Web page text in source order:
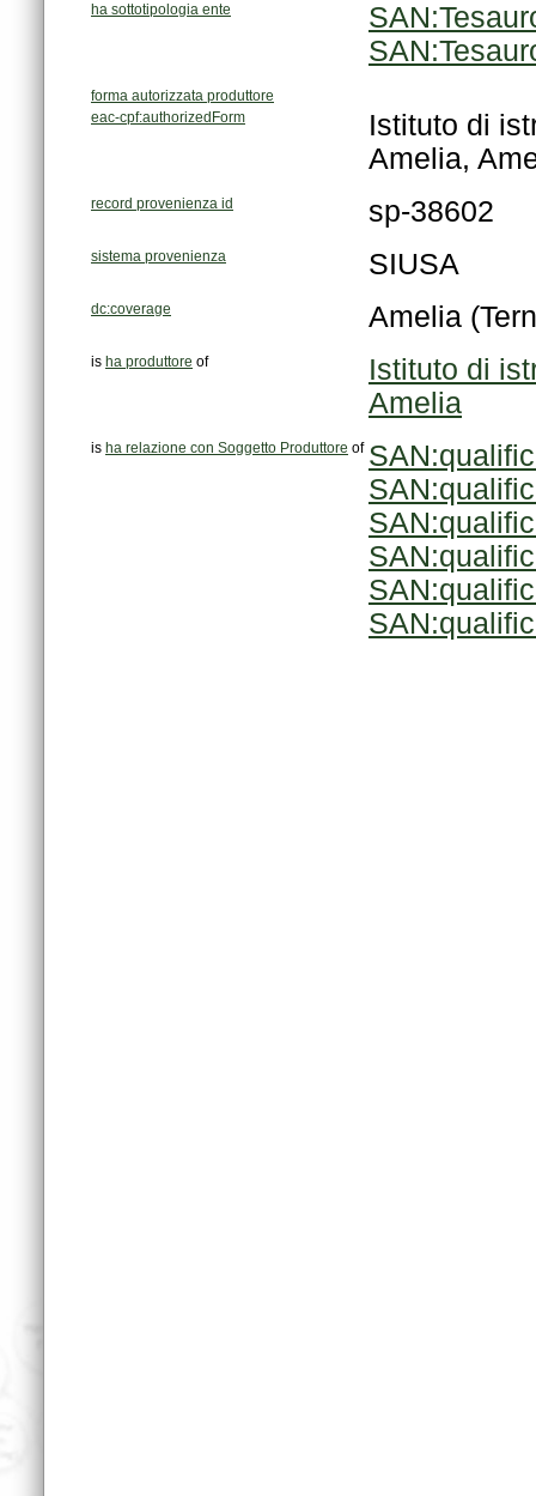
ha sottotipologia ente
forma autorizzata produttore
eac-cpf:authorizedForm
Amelia,
record provenienza id sp-38602
sistema provenienza SIUSA
dc:coverage Amelia
is ha produttore of
Amelia
is ha relazione con Soggetto Produttore of